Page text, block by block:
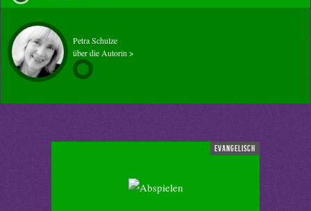
Petra Schulze
über die Autorin >
evangelisch